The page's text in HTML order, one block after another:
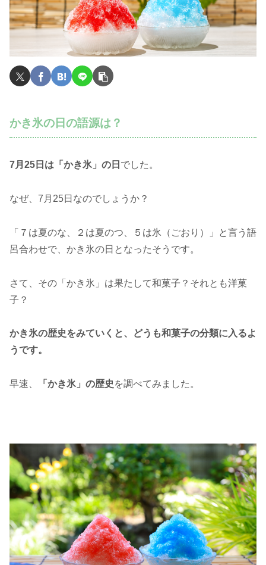
かき氷の日の語源は？
7月25日は「かき氷」の日 でした。
なぜ、7月25日なのでしょうか？
「７は夏のな、２は夏のつ、５は氷（ごおり）」と言う語
呂合わせで、かき氷の日となったそうです。
さて、その「かき氷」は果たして和菓子？それとも洋菓
子？
かき氷の歴史をみていくと、どうも和菓子の分類に入るよ
うです。
早速、 「かき氷」の歴史 を調べてみました。